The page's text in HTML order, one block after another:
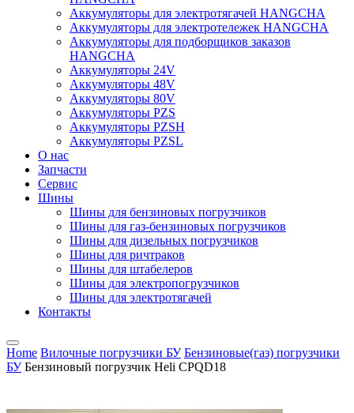
Аккумуляторы для электротягачей HANGCHA
Аккумуляторы для электротележек HANGCHA
Аккумуляторы для подборщиков заказов
HANGCHA
Аккумуляторы 24V
Аккумуляторы 48V
Аккумуляторы 80V
Аккумуляторы PZS
Аккумуляторы PZSH
Аккумуляторы PZSL
О нас
Запчасти
Сервис
Шины
Шины для бензиновых погрузчиков
Шины для газ-бензиновых погрузчиков
Шины для дизельных погрузчиков
Шины для ричтраков
Шины для штабелеров
Шины для электропогрузчиков
Шины для электротягачей
Контакты
Home Вилочные погрузчики БУ Бензиновые(газ) погрузчики
БУБензиновый погрузчик Heli CPQD18